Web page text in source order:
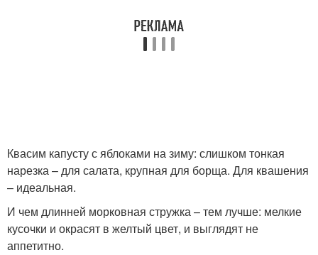
Квасим капусту с яблоками на зиму: слишком тонкая
нарезка – для салата, крупная для борща. Для квашения
– идеальная.
И чем длинней морковная стружка – тем лучше: мелкие
кусочки и окрасят в желтый цвет, и выглядят не
аппетитно.